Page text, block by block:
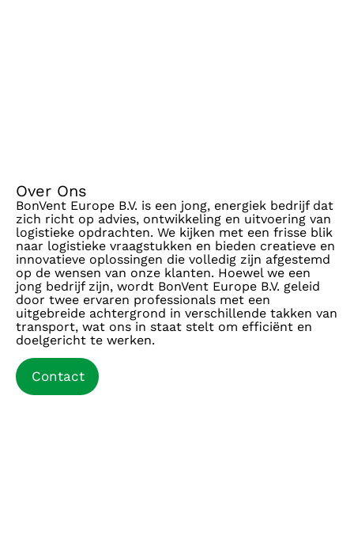
Over Ons
BonVent Europe B.V. is een jong, energiek bedrijf dat
zich richt op advies, ontwikkeling en uitvoering van
logistieke opdrachten. We kijken met een frisse blik
naar logistieke vraagstukken en bieden creatieve en
innovatieve oplossingen die volledig zijn afgestemd
op de wensen van onze klanten. Hoewel we een
jong bedrijf zijn, wordt BonVent Europe B.V. geleid
door twee ervaren professionals met een
uitgebreide achtergrond in verschillende takken van
transport, wat ons in staat stelt om efficiënt en
doelgericht te werken.
Contact